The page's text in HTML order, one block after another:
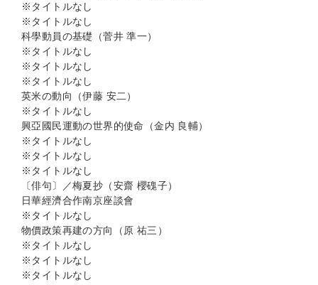
※タイトルなし
※タイトルなし
科學動員の基礎（菅井 準一）
※タイトルなし
※タイトルなし
※タイトルなし
英米の動向（伊藤 安二）
※タイトルなし
興亞國民運動の世界的使命（金内 良輔）
※タイトルなし
※タイトルなし
※タイトルなし
〔俳句〕／梅夏抄（安齋 櫻磈子）
日華經濟合作南京座談會
※タイトルなし
物價政策再建の方向（原 祐三）
※タイトルなし
※タイトルなし
※タイトルなし